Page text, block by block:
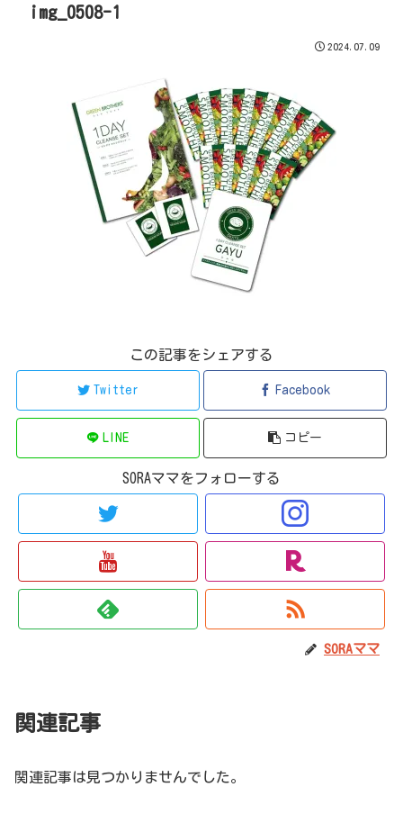
img_0508-1
2024.07.09
この記事をシェアする
Twitter Facebook
LINE コピー
SORAママをフォローする
SORAママ
関連記事
関連記事は見つかりませんでした。